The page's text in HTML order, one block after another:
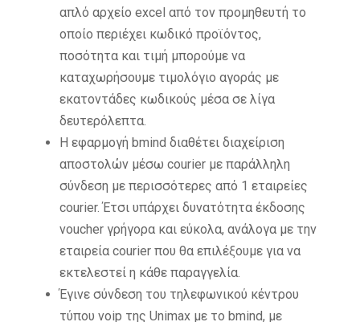
απλό αρχείο excel από τον προμηθευτή το
οποίο περιέχει κωδικό προϊόντος,
ποσότητα και τιμή μπορούμε να
καταχωρήσουμε τιμολόγιο αγοράς με
εκατοντάδες κωδικούς μέσα σε λίγα
δευτερόλεπτα.
Η εφαρμογή bmind διαθέτει διαχείριση
αποστολών μέσω courier με παράλληλη
σύνδεση με περισσότερες από 1 εταιρείες
courier. Έτσι υπάρχει δυνατότητα έκδοσης
voucher γρήγορα και εύκολα, ανάλογα με την
εταιρεία courier που θα επιλέξουμε για να
εκτελεστεί η κάθε παραγγελία.
Έγινε σύνδεση του τηλεφωνικού κέντρου
τύπου voip της Unimax με το bmind, με